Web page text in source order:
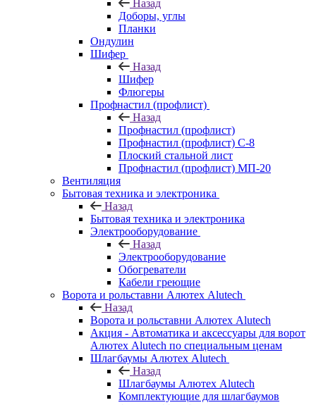
Назад
Доборы, углы
Планки
Ондулин
Шифер
Назад
Шифер
Флюгеры
Профнастил (профлист)
Назад
Профнастил (профлист)
Профнастил (профлист) С-8
Плоский стальной лист
Профнастил (профлист) МП-20
Вентиляция
Бытовая техника и электроника
Назад
Бытовая техника и электроника
Электрооборудование
Назад
Электрооборудование
Обогреватели
Кабели греющие
Ворота и рольставни Алютех Alutech
Назад
Ворота и рольставни Алютех Alutech
Акция - Автоматика и аксессуары для ворот
Алютех Alutech по специальным ценам
Шлагбаумы Алютех Alutech
Назад
Шлагбаумы Алютех Alutech
Комплектующие для шлагбаумов